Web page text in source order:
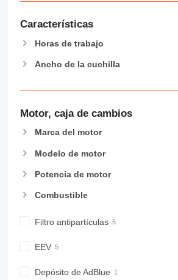
Características
Horas de trabajo
Ancho de la cuchilla
Motor, caja de cambios
Marca del motor
Modelo de motor
Potencia de motor
Combustible
Filtro antipartículas
EEV
Depósito de AdBlue